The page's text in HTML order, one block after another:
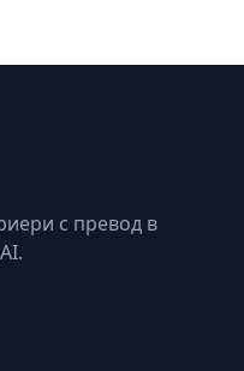
с превод в